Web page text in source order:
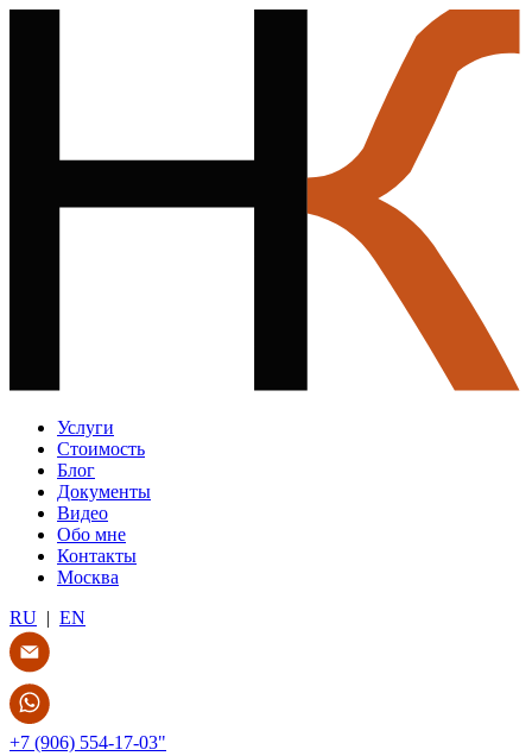
Услуги
Стоимость
Блог
Документы
Видео
Обо мне
Контакты
Москва
RU | EN
+7 (906) 554-17-03"